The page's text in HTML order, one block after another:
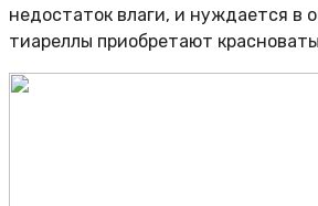
недостаток влаги, и нуждается в
тиареллы приобретают